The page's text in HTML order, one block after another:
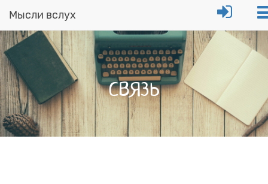
Перейти
к
основному
содержанию
Мысли вслух
связь